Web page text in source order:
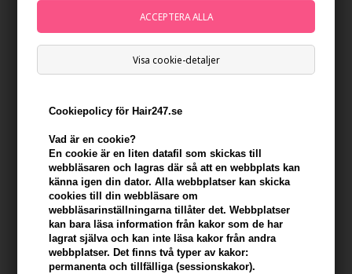
Visa cookie-detaljer
Cookiepolicy för Hair247.se
Vad är en cookie?
En cookie är en liten datafil som skickas till
webbläsaren och lagras där så att en webbplats kan
känna igen din dator. Alla webbplatser kan skicka
cookies till din webbläsare om
webbläsarinställningarna tillåter det. Webbplatser
kan bara läsa information från kakor som de har
lagrat själva och kan inte läsa kakor från andra
webbplatser. Det finns två typer av kakor:
permanenta och tillfälliga (sessionskakor).
Beard Monkey Hairspray Strong 300ml